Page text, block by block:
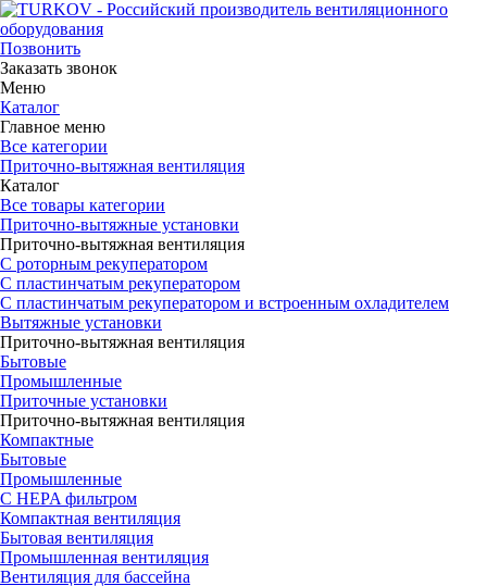
Позвонить
Заказать звонок
Меню
Каталог
Главное меню
Все категории
Приточно-вытяжная вентиляция
Каталог
Все товары категории
Приточно-вытяжные установки
Приточно-вытяжная вентиляция
С роторным рекуператором
С пластинчатым рекуператором
С пластинчатым рекуператором и встроенным охладителем
Вытяжные установки
Приточно-вытяжная вентиляция
Бытовые
Промышленные
Приточные установки
Приточно-вытяжная вентиляция
Компактные
Бытовые
Промышленные
С HEPA фильтром
Компактная вентиляция
Бытовая вентиляция
Промышленная вентиляция
Вентиляция для бассейна